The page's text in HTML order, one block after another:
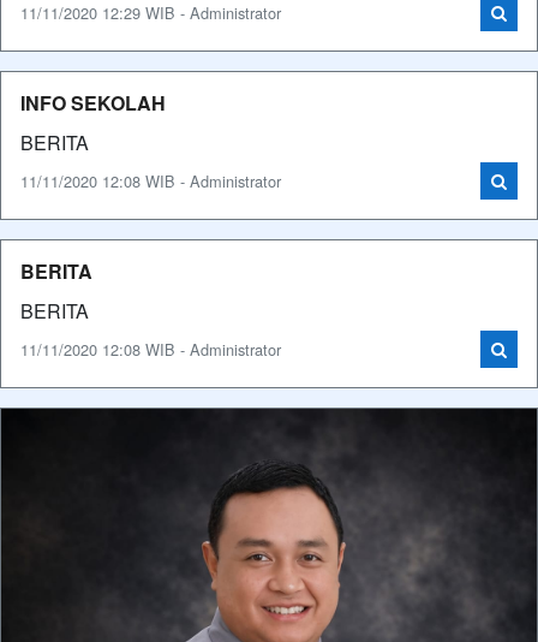
11/11/2020 12:29 WIB - Administrator
INFO SEKOLAH
BERITA
11/11/2020 12:08 WIB - Administrator
BERITA
BERITA
11/11/2020 12:08 WIB - Administrator